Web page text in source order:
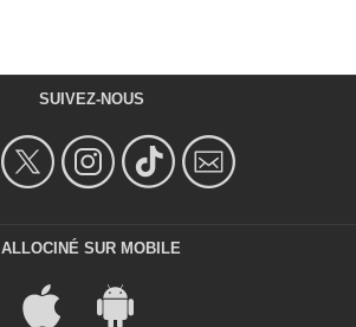
SUIVEZ-NOUS
ALLOCINÉ SUR MOBILE